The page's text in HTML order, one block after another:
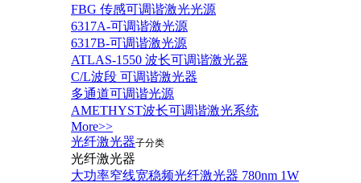
FBG 传感可调谐激光光源
6317A-可调谐激光源
6317B-可调谐激光源
ATLAS-1550 波长可调谐激光器
C/L波段 可调谐激光器
多通道可调谐光源
AMETHYST波长可调谐激光系统
More>>
光纤激光器子分类
光纤激光器
大功率窄线宽稳频光纤激光器 780nm 1W